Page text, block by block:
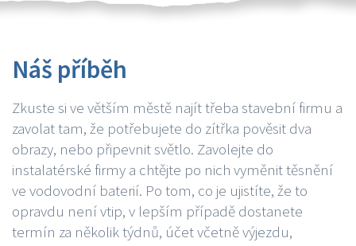
Náš příběh
Zkuste si ve větším městě najít třeba stavební firmu a
zavolat tam, že potřebujete do zítřka pověsit dva
obrazy, nebo připevnit světlo. Zavolejte do
instalatérské firmy a chtějte po nich vyměnit těsnění
ve vodovodní baterií. Po tom, co je ujistíte, že to
opravdu není vtip, v lepším případě dostanete
termín za několik týdnů, účet včetně výjezdu,